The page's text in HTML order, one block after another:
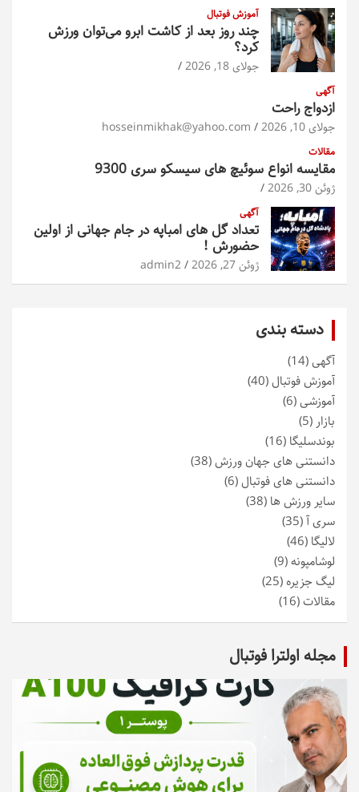
آموزش فوتبال
چند روز بعد از کاشت ابرو می‌توان ورزش
کرد؟
جولای 18, 2026
آگهی
ازدواج راحت
جولای 10, 2026 hosseinmikhak@yahoo.com
مقالات
مقایسه انواع سوئیچ های سیسکو سری 9300
ژوئن 30, 2026
آگهی
تعداد گل های امباپه در جام جهانی از اولین
حضورش !
ژوئن 27, 2026 admin2
دسته بندی
آگهی(14)
آموزش فوتبال(40)
آموزشی(6)
بازار (5)
بوندسلیگا (16)
دانستنی های جهان ورزش(38)
دانستنی های فوتبال(6)
سایر ورزش ها (38)
سری آ(35)
لالیگا (46)
لوشامپونه(9)
لیگ جزیره(25)
مقالات(16)
مجله اولترا فوتبال